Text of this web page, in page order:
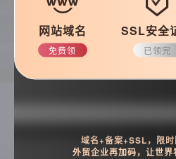
搜索
网站域名
免费领
SSL安全
已领完
域名+备案+SSL，限时
外贸企业再加码，让世界